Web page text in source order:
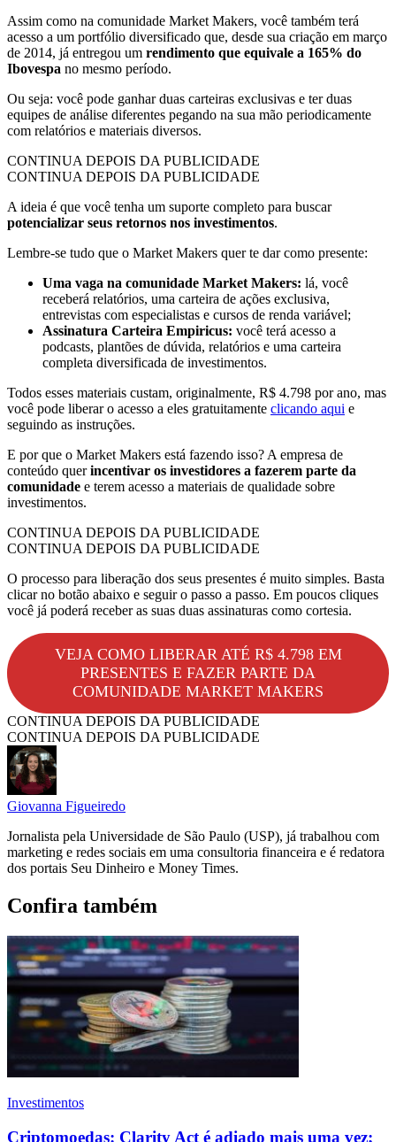
Assim como na comunidade Market Makers, você também terá
acesso a um portfólio diversificado que, desde sua criação em março
de 2014, já entregou um rendimento que equivale a 165% do
Ibovespa no mesmo período.
Ou seja: você pode ganhar duas carteiras exclusivas e ter duas
equipes de análise diferentes pegando na sua mão periodicamente
com relatórios e materiais diversos.
CONTINUA DEPOIS DA PUBLICIDADE
CONTINUA DEPOIS DA PUBLICIDADE
A ideia é que você tenha um suporte completo para buscar
potencializar seus retornos nos investimentos.
Lembre-se tudo que o Market Makers quer te dar como presente:
Uma vaga na comunidade Market Makers: lá, você
receberá relatórios, uma carteira de ações exclusiva,
entrevistas com especialistas e cursos de renda variável;
Assinatura Carteira Empiricus: você terá acesso a
podcasts, plantões de dúvida, relatórios e uma carteira
completa diversificada de investimentos.
Todos esses materiais custam, originalmente, R$ 4.798 por ano, mas
você pode liberar o acesso a eles gratuitamente clicando aqui e
seguindo as instruções.
E por que o Market Makers está fazendo isso? A empresa de
conteúdo querincentivar os investidores a fazerem parte da
comunidade e terem acesso a materiais de qualidade sobre
investimentos.
CONTINUA DEPOIS DA PUBLICIDADE
CONTINUA DEPOIS DA PUBLICIDADE
O processo para liberação dos seus presentes é muito simples. Basta
clicar no botão abaixo e seguir o passo a passo. Em poucos cliques
você já poderá receber as suas duas assinaturas como cortesia.
VEJA COMO LIBERAR ATÉ R$ 4.798 EM
PRESENTES E FAZER PARTE DA
COMUNIDADE MARKET MAKERS
CONTINUA DEPOIS DA PUBLICIDADE
CONTINUA DEPOIS DA PUBLICIDADE
Giovanna Figueiredo
Jornalista pela Universidade de São Paulo (USP), já trabalhou com
marketing e redes sociais em uma consultoria financeira e é redatora
dos portais Seu Dinheiro e Money Times.
Confira também
Investimentos
Criptomoedas: Clarity Act é adiado mais uma vez;